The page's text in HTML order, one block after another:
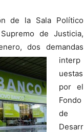
de la Sala Político
de Justicia,
dos demandas
interp
uestas
por el
Fondo
de
Desarr